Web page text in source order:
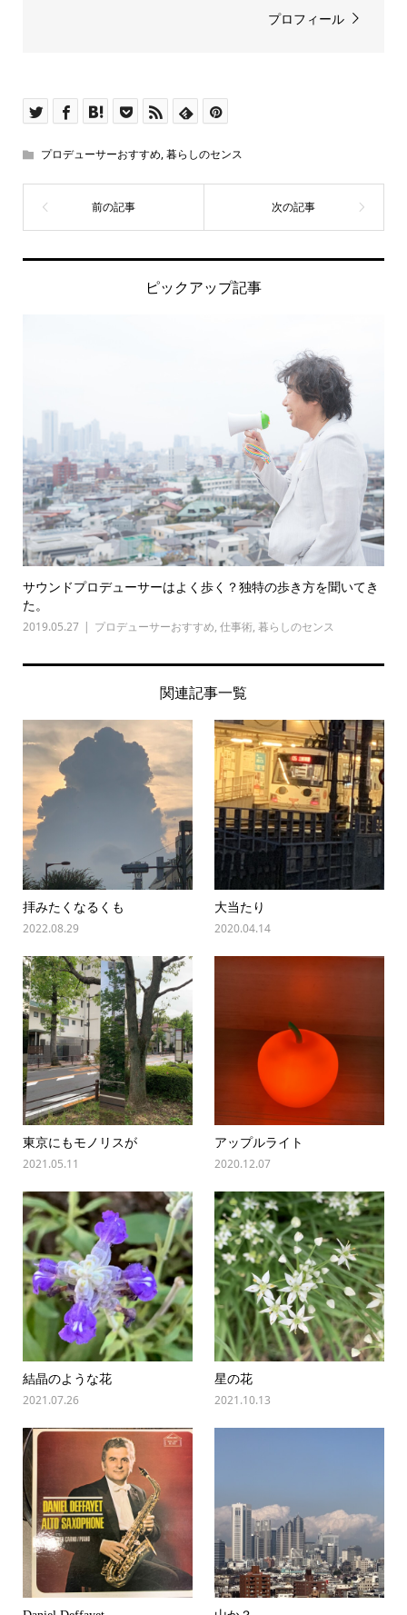
プロフィール
プロデューサーおすすめ,暮らしのセンス
ピックアップ記事
サウンドプロデューサーはよく歩く？独特の歩き方を聞いてき
た。
2019.05.27 プロデューサーおすすめ, 仕事術, 暮らしのセンス
関連記事一覧
拝みたくなるくも
2022.08.29
大当たり
2020.04.14
東京にもモノリスが
2021.05.11
アップルライト
2020.12.07
結晶のような花
2021.07.26
星の花
2021.10.13